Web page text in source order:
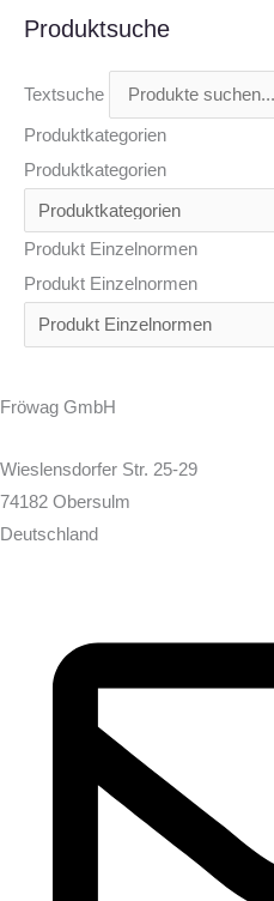
Produktsuche
Textsuche
Produktkategorien
Produktkategorien
Produkt Einzelnormen
Produkt Einzelnormen
Fröwag GmbH
Wieslensdorfer Str. 25-29
74182 Obersulm
Deutschland